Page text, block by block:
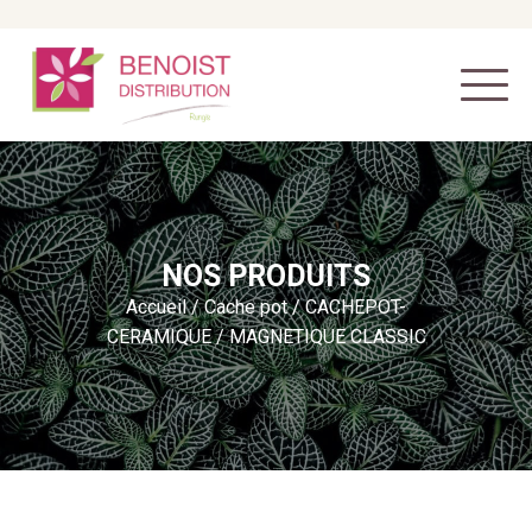
NOS PRODUITS
Accueil/Cache pot/CACHEPOT-
CERAMIQUE/ MAGNETIQUE CLASSIC